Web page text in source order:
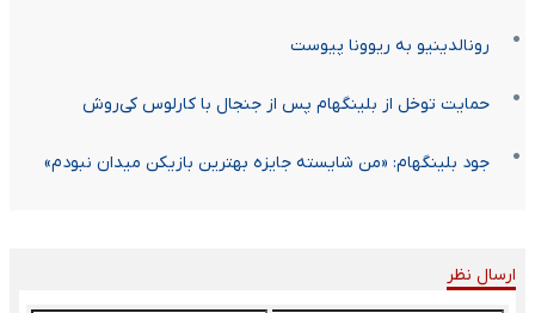
رونالدینیو به ریوونا پیوست
حمایت توخل از بلینگهام پس از جنجال با کارلوس کی‌روش
جود بلینگهام: «من شایسته جایزه بهترین بازیکن میدان نبودم»
ارسال نظر